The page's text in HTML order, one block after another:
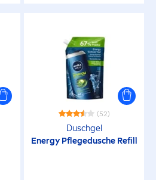
(52)
Duschgel
Energy Pflegedusche Refill